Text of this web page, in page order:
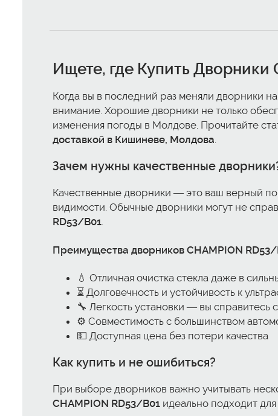
Ищете, где Купить Дворники
Когда вы в последний раз меняли дворники
внимание. Хорошие дворники не только
изменения погоды в Молдове. Прочитайте
доставкой в Кишиневе, Молдова.
Зачем нужны качественные
Качественные дворники — это ваш верный
видимости. Обычные дворники могут не
RD53/B01.
Преимущества дворников CHAMPION RD53/
💧 Отличная очистка стекла даже в
⏳ Долговечность и устойчивость к
🔧 Легкость установки — вы справитесь
⚙️ Совместимость с большинством
💵 Доступная цена без потери качества
Как купить и не ошибиться?
При выборе дворников важно учитывать
CHAMPION RD53/B01 идеально подходит